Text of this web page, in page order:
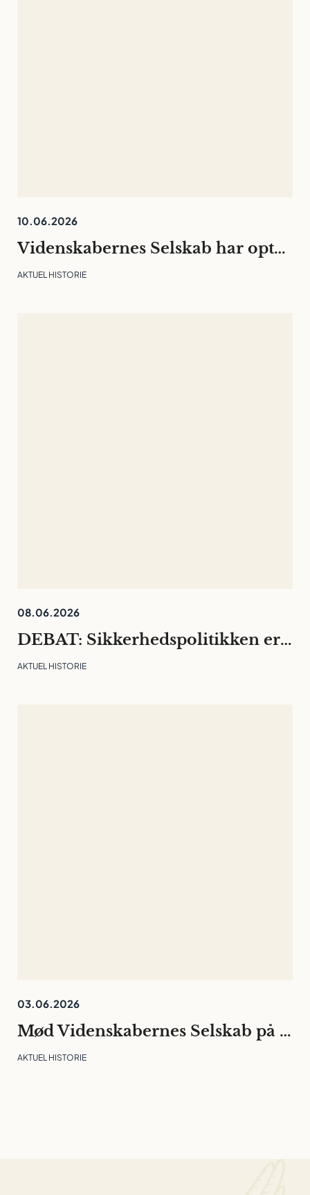
10.06.2026
Videnskabernes Selskab har optaget 30 nye medlemmer
AKTUEL HISTORIE
08.06.2026
DEBAT: Sikkerhedspolitikken er rykket ind på universiteterne. Det må ikke kvæle den fri og langsigtede forskning
AKTUEL HISTORIE
03.06.2026
Mød Videnskabernes Selskab på Folkemødet
AKTUEL HISTORIE